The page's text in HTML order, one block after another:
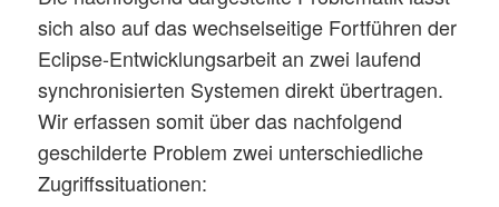
sich also auf das wechselseitige Fortführen der
Eclipse-Entwicklungsarbeit an zwei laufend
synchronisierten Systemen direkt übertragen.
Wir erfassen somit über das nachfolgend
geschilderte Problem zwei unterschiedliche
Zugriffssituationen: